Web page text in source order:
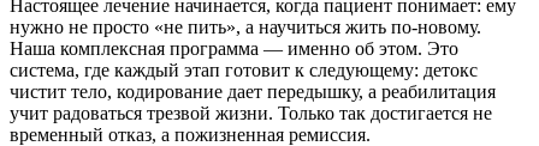
Настоящее лечение начинается, когда пациент понимает: ему
нужно не просто «не пить», а научиться жить по-новому.
Наша комплексная программа — именно об этом. Это
система, где каждый этап готовит к следующему: детокс
чистит тело, кодирование дает передышку, а реабилитация
учит радоваться трезвой жизни. Только так достигается не
временный отказ, а пожизненная ремиссия.